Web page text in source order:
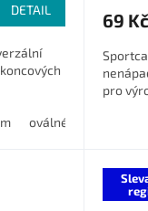
DETAIL
oválné malé ø 4,5 mm
69 Kč
pro